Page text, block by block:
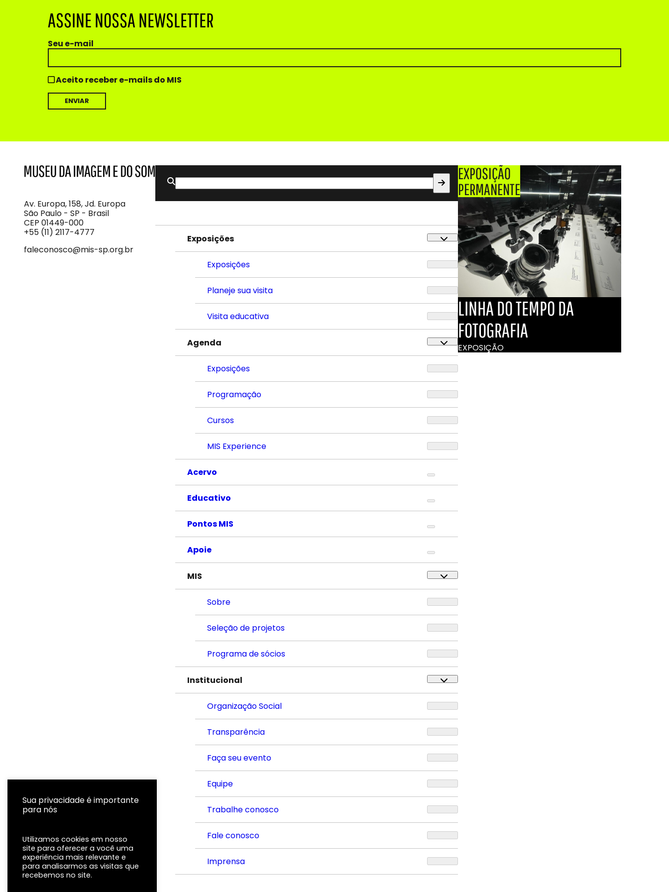
ASSINE NOSSA NEWSLETTER
Seu e-mail
Aceito receber e-mails do MIS
Imagem
e
do
Som
Av. Europa, 158, Jd. Europa
São Paulo - SP - Brasil
CEP 01449-000
+55 (11) 2117-4777
faleconosco@mis-sp.org.br
Buscar
por:
Exposições
Exposições
Planeje sua visita
Visita educativa
Agenda
Exposições
Programação
Cursos
MIS Experience
Acervo
Educativo
Pontos MIS
Apoie
MIS
Sobre
Seleção de projetos
Programa de sócios
Institucional
Organização Social
Transparência
Faça seu evento
Equipe
Trabalhe conosco
Fale conosco
Imprensa
EXPOSIÇÃO
PERMANENTE
LINHA DO TEMPO DA
FOTOGRAFIA
EXPOSIÇÃO
Sua privacidade é importante
para nós
Utilizamos cookies em nosso
site para oferecer a você uma
experiência mais relevante e
para analisarmos as visitas que
recebemos no site.